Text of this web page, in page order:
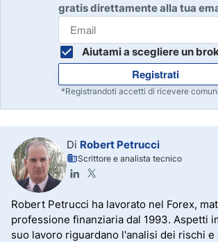
gratis direttamente alla tua
Aiutami a scegliere un
Registrati
*Registrandoti accetti di ricevere
Di Robert Petrucci
Scrittore e analista tecnico
Robert Petrucci ha lavorato nel Forex,
professione finanziaria dal 1993. Aspetti
suo lavoro riguardano l'analisi dei rischi e